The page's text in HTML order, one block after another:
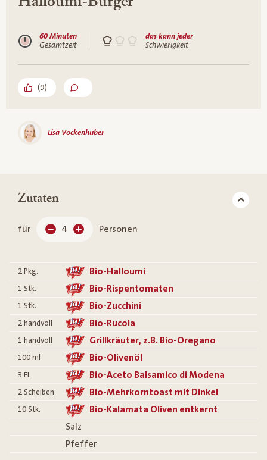
60 Minuten
Gesamtzeit
das kann jeder
Schwierigkeit
(9)
Lisa Vockenhuber
Zutaten
für 4 Personen
2 Pkg. Bio-Halloumi
1 Stk. Bio-Rispentomaten
1 Stk. Bio-Zucchini
2 handvoll Bio-Rucola
1 handvoll Grillkräuter, z.B. Bio-Oregano
100 ml Bio-Olivenöl
3 EL Bio-Aceto Balsamico di Modena
2 Scheiben Bio-Mehrkorntoast mit Dinkel
10 Stk.
Bio-Kalamata Oliven entkernt
Salz
Pfeffer